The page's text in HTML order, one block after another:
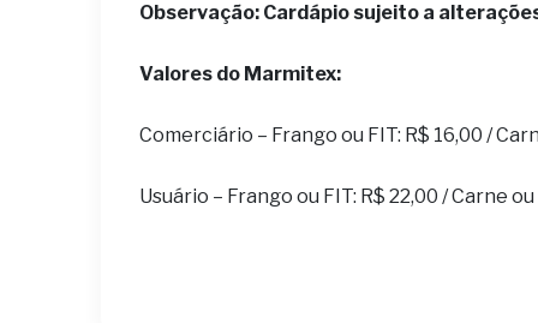
Observação: Cardápio sujeito a
Valores do Marmitex:
Comerciário – Frango ou FIT: R$ 16,00 /
Usuário – Frango ou FIT: R$ 22,00 / Carne